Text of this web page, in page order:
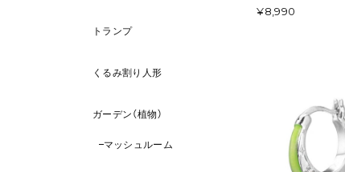
トランプ
くるみ割り人形
ガーデン（植物）
マッシュルーム
¥8,990